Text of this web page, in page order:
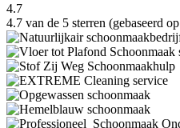
4.7
4.7 van de 5 sterren (gebaseerd op